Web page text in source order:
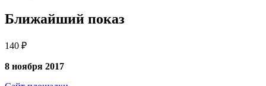
Ближайший показ
140 ₽
8 ноября 2017